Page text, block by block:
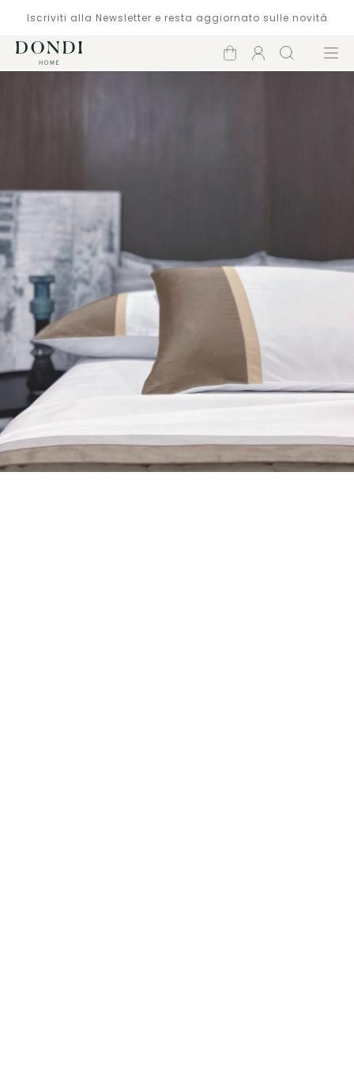
Iscriviti alla Newsletter e resta aggiornato sulle novità
Carrello
Account
Cerca Menù